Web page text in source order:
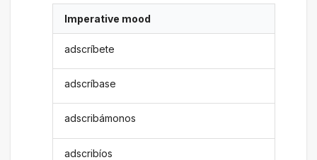
Imperative mood
adscríbete
adscríbase
adscribámonos
adscribíos